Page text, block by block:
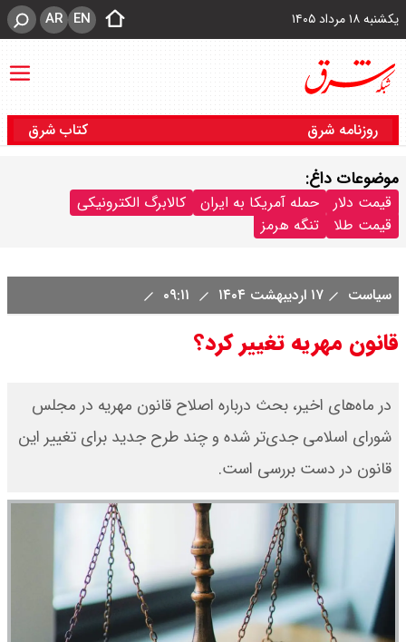
یکشنبه ۱۸ مرداد ۱۴۰۵ EN
AR
روزنامه شرق کتاب شرق
موضوعات داغ:
قیمت دلار حمله آمریکا به ایران
کالابرگ الکترونیکی
قیمت طلا
تنگه هرمز
سیاست ۱۷ اردیبهشت ۱۴۰۴
قانون مهریه تغییر کرد؟
در ماه‌های اخیر، بحث درباره اصلاح قانون مهریه در مجلس
شورای اسلامی جدی‌تر شده و چند طرح جدید برای تغییر این
قانون در دست بررسی است.